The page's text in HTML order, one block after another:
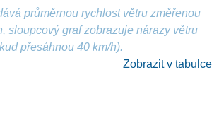
průměrnou rychlost větru změřenou
sloupcový graf zobrazuje nárazy větru
přesáhnou 40 km/h).
Zobrazit v tabulce